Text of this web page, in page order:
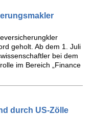
geholt. Ab dem 1. Juli
bei dem
im Bereich „Finance
durch US-Zölle